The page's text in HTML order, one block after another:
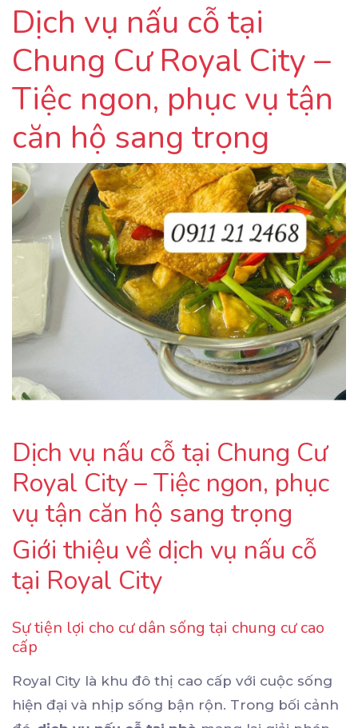
Dịch vụ nấu cỗ tại
Chung Cư Royal City –
Tiệc ngon, phục vụ tận
căn hộ sang trọng
Dịch vụ nấu cỗ tại Chung Cư
Royal City – Tiệc ngon, phục
vụ tận căn hộ sang trọng
Giới thiệu về dịch vụ nấu cỗ
tại Royal City
Sự tiện lợi cho cư dân sống tại chung cư cao
cấp
Royal City là khu đô thị cao cấp với cuộc sống
hiện đại và nhịp sống bận rộn. Trong bối cảnh